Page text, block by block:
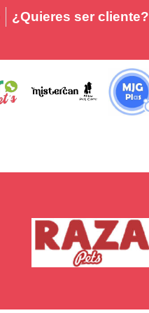
¿Quieres ser cliente?